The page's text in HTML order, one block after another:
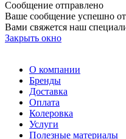
Сообщение отправлено
Ваше сообщение успешно
Вами свяжется наш
Закрыть окно
О компании
Бренды
Доставка
Оплата
Колеровка
Услуги
Полезные материалы